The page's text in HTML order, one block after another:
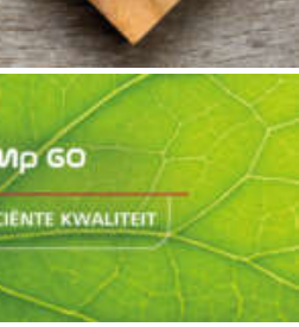
machinekamer